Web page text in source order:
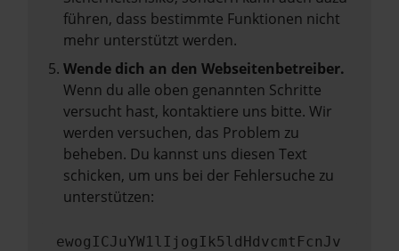
führen, dass bestimmte Funktionen nicht
mehr unterstützt werden.
Wende dich an den Webseitenbetreiber.
Wenn du alle oben genannten Schritte
versucht hast, kontaktiere uns bitte. Wir
werden versuchen, das Problem zu
beheben. Du kannst uns diesen Text
schicken, um uns bei der Fehlersuche zu
unterstützen:
ewogICJuYW1lIjogIk5ldHdvcmtFcnJv